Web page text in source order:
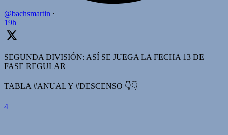
@bachsmartin ·
19h
SEGUNDA DIVISIÓN: ASÍ SE JUEGA LA FECHA 13 DE
FASE REGULAR
TABLA #ANUAL Y #DESCENSO 👇👇
4